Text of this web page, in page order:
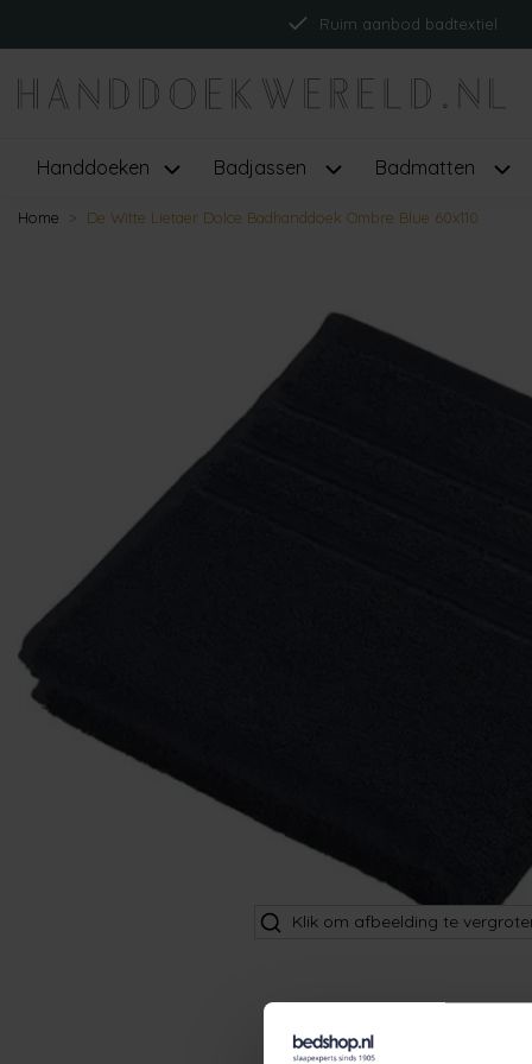
Ruim aanbod badtextiel
Handdoeken Badjassen Badmatten
Home De Witte Lietaer Dolce Badhanddoek Ombre Blue 60x110
Klik om afbeelding te